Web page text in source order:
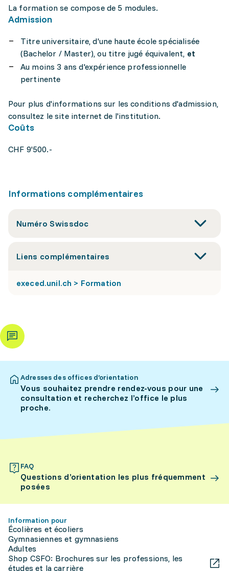
La formation se compose de 5 modules.
Admission
Titre universitaire, d'une haute école spécialisée
(Bachelor / Master), ou titre jugé équivalent, et
Au moins 3 ans d'expérience professionnelle
pertinente
Pour plus d'informations sur les conditions d'admission,
consultez le site internet de l'institution.
Coûts
CHF 9'500.-
Informations complémentaires
Numéro Swissdoc
Liens complémentaires
execed.unil.ch > Formation
Adresses des offices d’orientation
Vous souhaitez prendre rendez-vous pour une
consultation et recherchez l’office le plus
proche.
FAQ
Questions d’orientation les plus fréquemment
posées
Information pour
Écolières et écoliers
Gymnasiennes et gymnasiens
Adultes
Shop CSFO: Brochures sur les professions, les
études et la carrière